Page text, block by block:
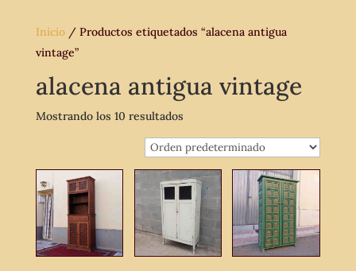
Inicio/ Productos etiquetados “alacena antigua
vintage”
alacena antigua vintage
Mostrando los 10 resultados